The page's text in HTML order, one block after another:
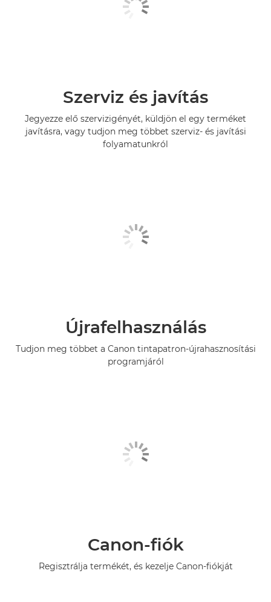
Szerviz és javítás
Jegyezze elő szervizigényét, küldjön el egy terméket
javításra, vagy tudjon meg többet szerviz- és javítási
folyamatunkról
Újrafelhasználás
Tudjon meg többet a Canon tintapatron-újrahasznosítási
programjáról
Canon-fiók
Regisztrálja termékét, és kezelje Canon-fiókját